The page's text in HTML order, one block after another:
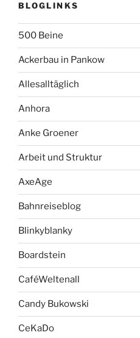
BLOGLINKS
500 Beine
Ackerbau in Pankow
Allesalltäglich
Anhora
Anke Groener
Arbeit und Struktur
AxeAge
Bahnreiseblog
Blinkyblanky
Boardstein
CaféWeltenall
Candy Bukowski
CeKaDo